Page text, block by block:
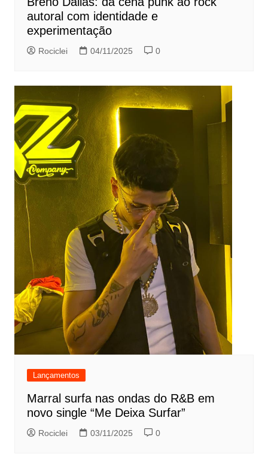
autoral com identidade e
experimentação
Rociclei 04/11/2025 0
Lançamentos
Marral surfa nas ondas do R&B em
novo single “Me Deixa Surfar”
Rociclei 03/11/2025 0